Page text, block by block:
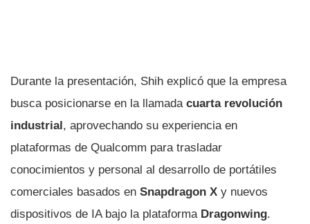
Durante la presentación, Shih explicó que la empresa
busca posicionarse en la llamada cuarta revolución
industrial, aprovechando su experiencia en
plataformas de Qualcomm para trasladar
conocimientos y personal al desarrollo de portátiles
comerciales basados en Snapdragon X y nuevos
dispositivos de IA bajo la plataforma Dragonwing.